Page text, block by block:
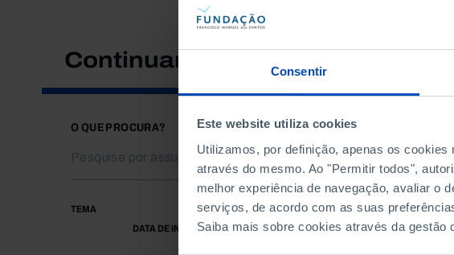
Consentir
Este website utiliza cookies
Utilizamos, por definição, apenas os
através do mesmo. Ao "Permitir todos",
melhor experiência de navegação, avaliar o
serviços, de acordo com as suas
Saiba mais sobre cookies através da gestão
Continuar a pesquisar
O QUE PROCURA?
TEMA
DATA DE INÍCIO